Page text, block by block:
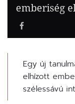
emberiség
Egy új
elhízott
szélessávú